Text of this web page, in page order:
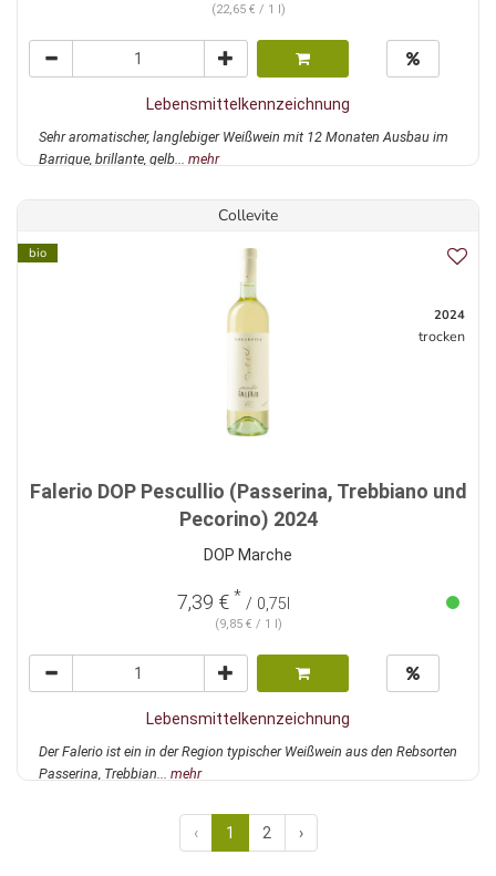
(22,65 € / 1 l)
Lebensmittelkennzeichnung
Sehr aromatischer, langlebiger Weißwein mit 12 Monaten Ausbau im
Barrique, brillante, gelb... mehr
Collevite
bio
2024
trocken
Falerio DOP Pescullio (Passerina, Trebbiano und
Pecorino) 2024
DOP Marche
7,39 € * / 0,75l
(9,85 € / 1 l)
Lebensmittelkennzeichnung
Der Falerio ist ein in der Region typischer Weißwein aus den Rebsorten
Passerina, Trebbian... mehr
‹ 1 2 ›